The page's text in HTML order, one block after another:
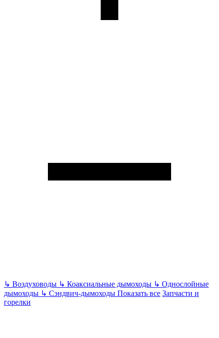
↳ Воздуховоды ↳ Коаксиальные дымоходы ↳ Однослойные
дымоходы ↳ Сэндвич-дымоходы Показать все Запчасти и
горелки